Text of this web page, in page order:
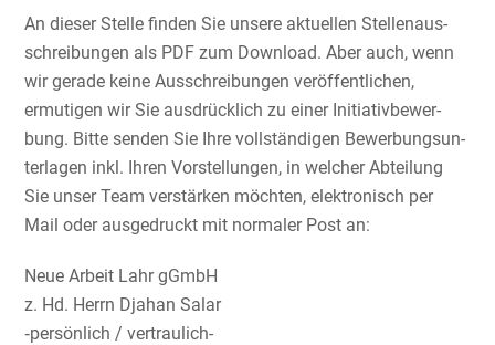
An dieser Stelle finden Sie unsere aktuellen Stellen­aus­
schrei­bungen als PDF zum Download. Aber auch, wenn
wir gerade keine Ausschrei­bungen veröf­fent­li­chen,
ermutigen wir Sie ausdrück­lich zu einer Initia­tiv­be­wer­
bung. Bitte senden Sie Ihre vollstän­digen Bewer­bungs­un­
ter­lagen inkl. Ihren Vorstel­lungen, in welcher Abteilung
Sie unser Team verstärken möchten, elektro­nisch per
Mail oder ausge­druckt mit normaler Post an:
Neue Arbeit Lahr gGmbH
z. Hd. Herrn Djahan Salar
‑persön­lich / vertraulich-